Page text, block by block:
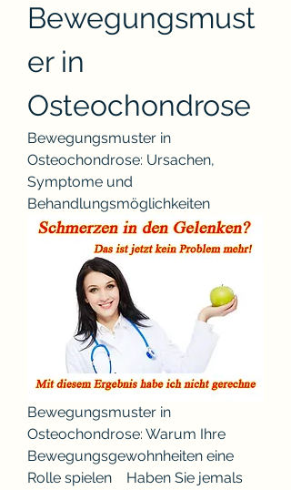
Bewegungsmust
er in
Osteochondrose
Bewegungsmuster in
Osteochondrose: Ursachen,
Symptome und
Behandlungsmöglichkeiten
Bewegungsmuster in
Osteochondrose: Warum Ihre
Bewegungsgewohnheiten eine
Rolle spielen    Haben Sie jemals